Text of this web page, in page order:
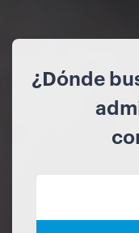
¿Dónde